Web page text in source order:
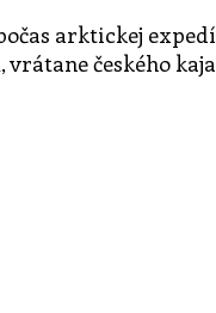
arktickej
českého